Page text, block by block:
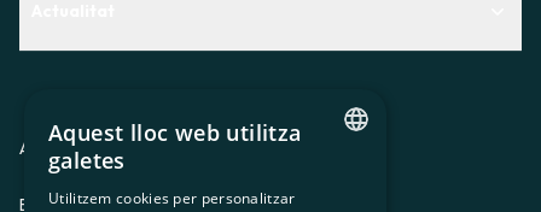
Premsa
Treballa amb nosaltres
Avis legal Política de privacitatPolítica de cookies
ES CAGLEU
Aquest lloc web utilitza
galetes
Utilitzem cookies per personalitzar